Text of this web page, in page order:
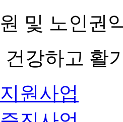
및 노인권
건강하고 활
원사업